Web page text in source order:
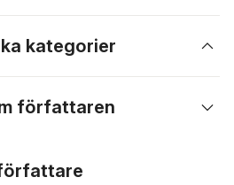
kategorier
författaren